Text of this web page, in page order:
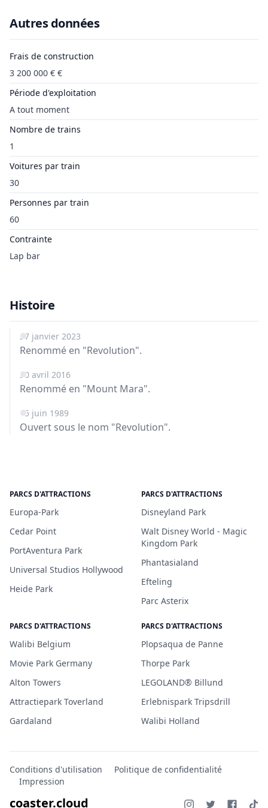
Autres données
Frais de construction
3 200 000 € €
Période d'exploitation
A tout moment
Nombre de trains
1
Voitures par train
30
Personnes par train
60
Contrainte
Lap bar
Histoire
27 janvier 2023
Renommé en "Revolution".
30 avril 2016
Renommé en "Mount Mara".
15 juin 1989
Ouvert sous le nom "Revolution".
PARCS D'ATTRACTIONS
Europa-Park
Cedar Point
PortAventura Park
Universal Studios Hollywood
Heide Park
PARCS D'ATTRACTIONS
Disneyland Park
Walt Disney World - Magic
Kingdom Park
Phantasialand
Efteling
Parc Asterix
PARCS D'ATTRACTIONS
Walibi Belgium
Movie Park Germany
Alton Towers
Attractiepark Toverland
Gardaland
PARCS D'ATTRACTIONS
Plopsaqua de Panne
Thorpe Park
LEGOLAND® Billund
Erlebnispark Tripsdrill
Walibi Holland
Conditions d'utilisation
Politique de confidentialité
Impression
coaster.cloud